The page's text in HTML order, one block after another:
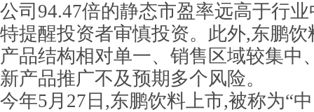
公司94.47倍的静态市盈率远高于行
特提醒投资者审慎投资。此外,东鹏
产品结构相对单一、销售区域较集中
新产品推广不及预期多个风险。
今年5月27日,东鹏饮料上市,被称为“